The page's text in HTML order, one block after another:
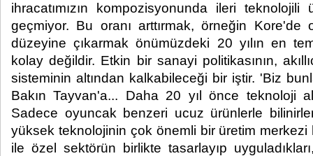
ihracatımızın kompozisyonunda ileri
geçmiyor. Bu oranı arttırmak, örneğin
düzeyine çıkarmak önümüzdeki 20 yılın en
kolay değildir. Etkin bir sanayi politikasının,
sisteminin altından kalkabileceği bir iştir. 'Biz
Bakın Tayvan'a... Daha 20 yıl önce teknoloji
Sadece oyuncak benzeri ucuz ürünlerle
yüksek teknolojinin çok önemli bir üretim
ile özel sektörün birlikte tasarlayıp